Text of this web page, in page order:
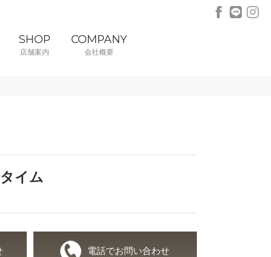
SHOP
店舗案内
COMPANY
会社概要
イム
電話でお問い合わせ